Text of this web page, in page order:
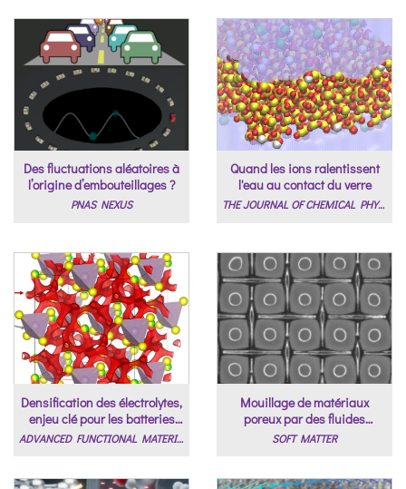
Des fluctuations aléatoires à
l’origine d’embouteillages ?
PNAS NEXUS
Quand les ions ralentissent
l'eau au contact du verre
THE JOURNAL OF CHEMICAL PHYSICS
Densification des électrolytes,
enjeu clé pour les batteries
solides
ADVANCED FUNCTIONAL MATERIALS
Mouillage de matériaux
poreux par des fluides
complexes
SOFT MATTER